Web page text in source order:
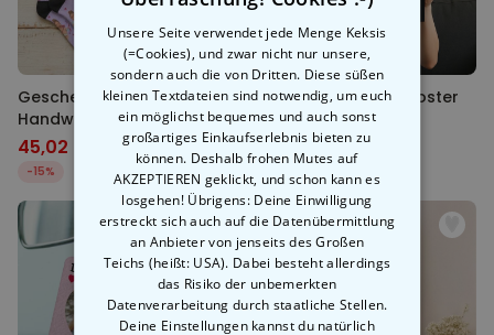
Geschenkset mit Socken,
Handwärmer und
Badekonfetti
45,02 CHF 52,97 CHF
-15%
Personalisierbares Poster
Fotocollage mit Text
24,99 CHF
Unsere Seite verwendet jede Menge Keksis
(=Cookies), und zwar nicht nur unsere,
sondern auch die von Dritten. Diese süßen
kleinen Textdateien sind notwendig, um euch
ein möglichst bequemes und auch sonst
großartiges Einkaufserlebnis bieten zu
können. Deshalb frohen Mutes auf
AKZEPTIEREN geklickt, und schon kann es
losgehen! Übrigens: Deine Einwilligung
erstreckt sich auch auf die Datenübermittlung
an Anbieter von jenseits des Großen
Teichs (heißt: USA). Dabei besteht allerdings
das Risiko der unbemerkten
Datenverarbeitung durch staatliche Stellen.
Deine Einstellungen kannst du natürlich